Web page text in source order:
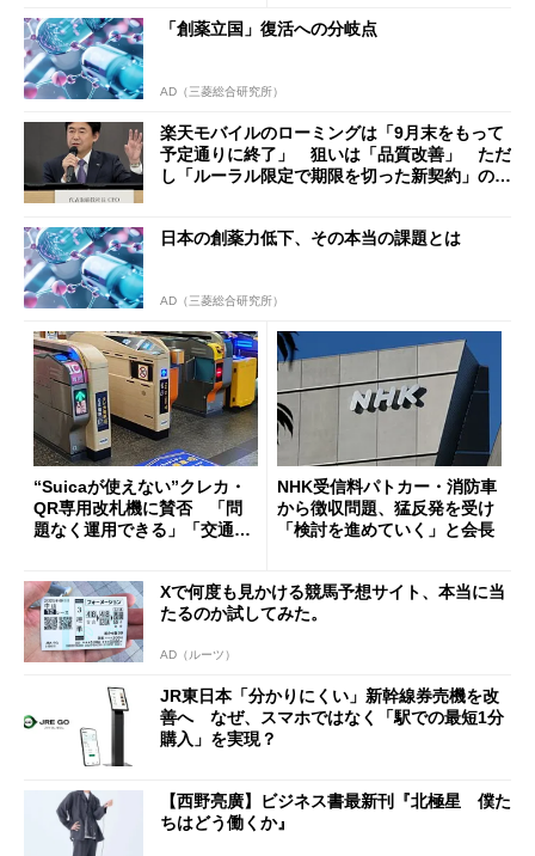
開催
「創薬立国」復活への分岐点
AD（三菱総合研究所）
楽天モバイルのローミングは「9月末をもって
予定通りに終了」 狙いは「品質改善」 ただ
し「ルーラル限定で期限を切った新契約」の可
日本の創薬力低下、その本当の課題とは
AD（三菱総合研究所）
“Suicaが使えない”クレカ・
QR専用改札機に賛否 「問
題なく運用できる」「交通系I
NHK受信料パトカー・消防車
から徴収問題、猛反発を受け
「検討を進めていく」と会長
Xで何度も見かける競馬予想サイト、本当に当
たるのか試してみた。
AD（ルーツ）
JR東日本「分かりにくい」新幹線券売機を改
善へ なぜ、スマホではなく「駅での最短1分
購入」を実現？
【西野亮廣】ビジネス書最新刊『北極星 僕た
ちはどう働くか』